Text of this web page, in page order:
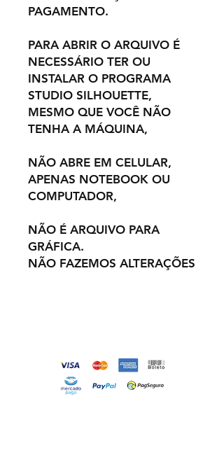
PAGAMENTO.
PARA ABRIR O ARQUIVO É
NECESSÁRIO TER OU
INSTALAR O PROGRAMA
STUDIO SILHOUETTE,
MESMO QUE VOCÊ NÃO
TENHA A MÁQUINA,
NÃO ABRE EM CELULAR,
APENAS NOTEBOOK OU
COMPUTADOR,
NÃO É ARQUIVO PARA
GRÁFICA.
NÃO FAZEMOS ALTERAÇÕES